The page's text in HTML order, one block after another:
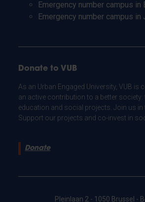
Emergency number campus in
Emergency number campus in
Donate to VUB
As an Urban Engaged University, VUB is
an active contribution to a better society:
education and social projects. Join us in
Support our projects and co-invest in
Donate
Pleinlaan 2 - 1050 Brussel -